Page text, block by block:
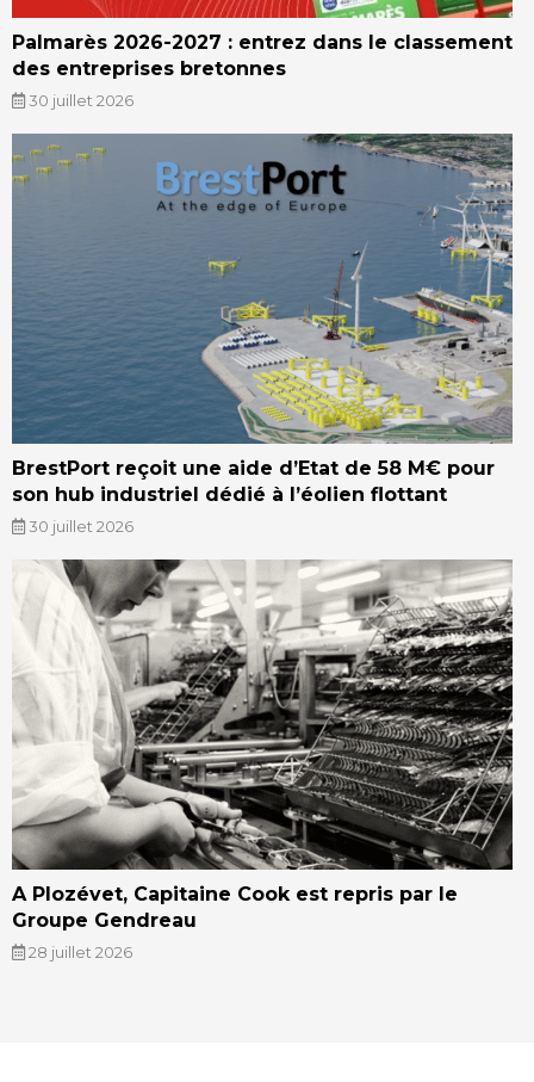
Palmarès 2026-2027 : entrez dans le classement
des entreprises bretonnes
30 juillet 2026
BrestPort reçoit une aide d’Etat de 58 M€ pour
son hub industriel dédié à l’éolien flottant
30 juillet 2026
A Plozévet, Capitaine Cook est repris par le
Groupe Gendreau
28 juillet 2026